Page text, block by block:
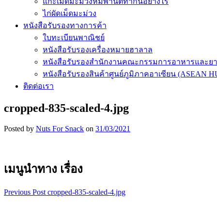
ไก่ผัดเม็ดมะม่วง
หนังสือรับรองทางการค้า
ใบทะเบียนพาณิชย์
หนังสือรับรองเครื่องหมายฮาลาล
หนังสือรับรองสำนักงานคณะกรรมการอาหารและยา
หนังสือรับรองสินค้าศูนย์ภูมิภาคอาเซียน (ASEAN
ติดต่อเรา
cropped-835-scaled-4.jpg
Posted by Nuts For Snack on 31/03/2021
เมนูนำทาง เรื่อง
Previous Post cropped-835-scaled-4.jpg